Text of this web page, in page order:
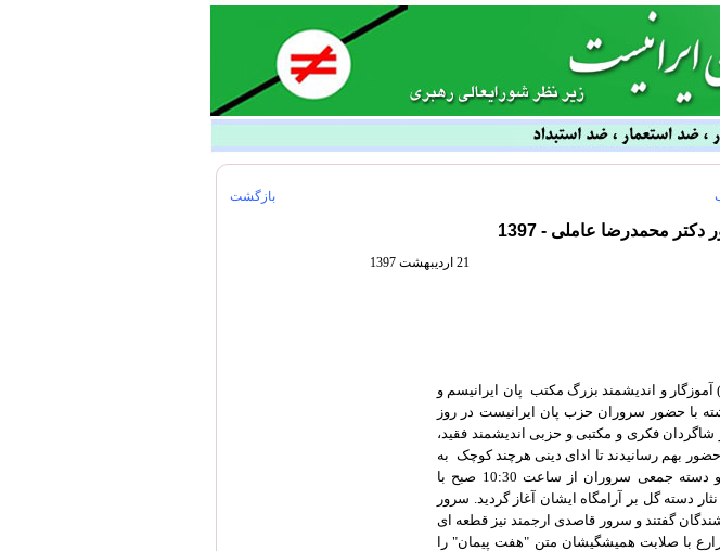
بازگشت
محمدرضا عاملی - 1397
21 اردیبهشت 1397
و اندیشمند بزرگ مکتب پان ایرانیسم و
با حضور سروران حزب پان ایرانیست در روز
شاگردان فکری و مکتبی و حزبی اندیشمند فقید،
بهم رسانیدند تا ادای دینی هرچند کوچک به
پیشگاه ایشان کرده باشند. مراسم با حضور منظم و دسته جمعی سروران از ساعت 10:30 صبح با
دسته گل بر آرامگاه ایشان آغاز گردید. سرور
گفتند و سرور قاصدی ارجمند نیز قطعه ای
با صلابت همیشگیشان متن "هفت پیمان" را